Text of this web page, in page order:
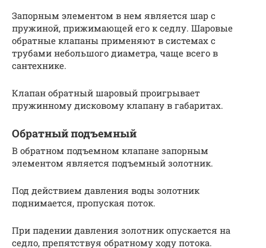
Запорным элементом в нем является шар с
пружиной, прижимающей его к седлу. Шаровые
обратные клапаны применяют в системах с
трубами небольшого диаметра, чаще всего в
сантехнике.
Клапан обратный шаровый проигрывает
пружинному дисковому клапану в габаритах.
Обратный подъемный
В обратном подъемном клапане запорным
элементом является подъемный золотник.
Под действием давления воды золотник
поднимается, пропуская поток.
При падении давления золотник опускается на
седло, препятствуя обратному ходу потока.